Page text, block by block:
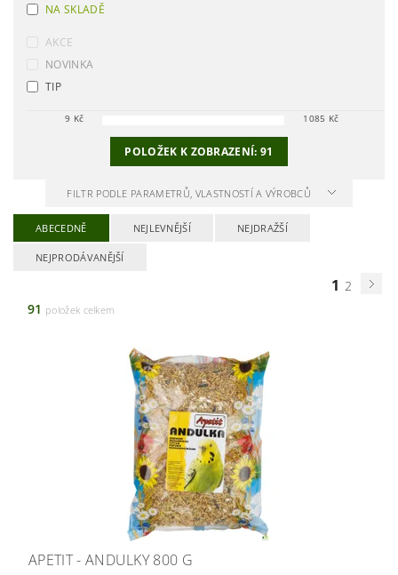
NA SKLADĚ
AKCE
NOVINKA
TIP
9 Kč 1085 Kč
POLOŽEK K ZOBRAZENÍ:91
FILTR PODLE PARAMETRŮ, VLASTNOSTÍ A VÝROBCŮ
ABECEDNĚ NEJLEVNĚJŠÍ NEJDRAŽŠÍ
NEJPRODÁVANĚJŠÍ
1 2
91 položek celkem
APETIT - ANDULKY 800 G